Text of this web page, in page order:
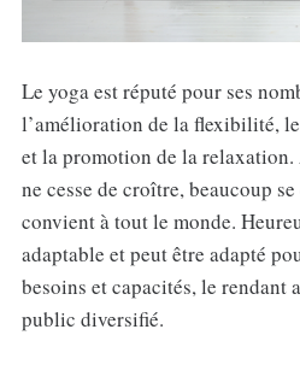
Le yoga est réputé pour ses
l’amélioration de la flexibilité,
et la promotion de la
ne cesse de croître, beaucoup
convient à tout le monde.
adaptable et peut être adapté
besoins et capacités, le rendant
public diversifié.